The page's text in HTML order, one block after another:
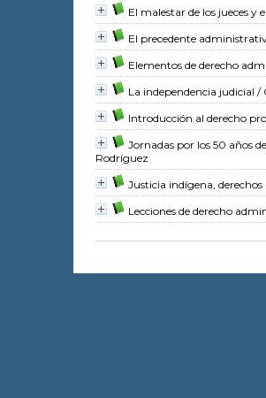
El malestar de los jueces y
El precedente
Elementos de derecho
La independencia judicial /
Introducción al derecho
Jornadas por los 50 años
Rodríguez
Justicia indígena,
Lecciones de derecho